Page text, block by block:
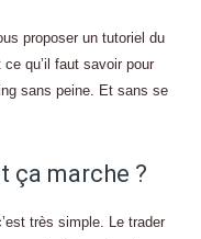
proposer un tutoriel du
qu’il faut savoir pour
sans peine. Et sans se
ça marche ?
très simple. Le trader